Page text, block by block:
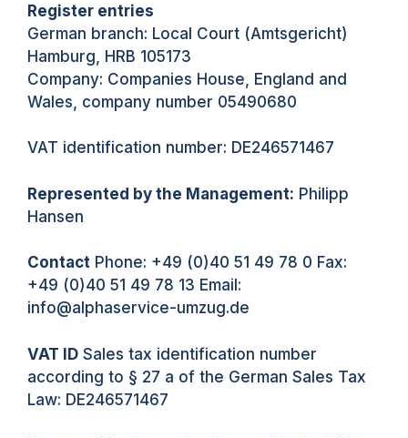
Register entries
German branch: Local Court (Amtsgericht)
Hamburg, HRB 105173
Company: Companies House, England and
Wales, company number 05490680
VAT identification number: DE246571467
Represented by the Management: Philipp
Hansen
Contact Phone: +49 (0)40 51 49 78 0 Fax:
+49 (0)40 51 49 78 13 Email:
info@alphaservice-umzug.de
VAT ID Sales tax identification number
according to § 27 a of the German Sales Tax
Law: DE246571467